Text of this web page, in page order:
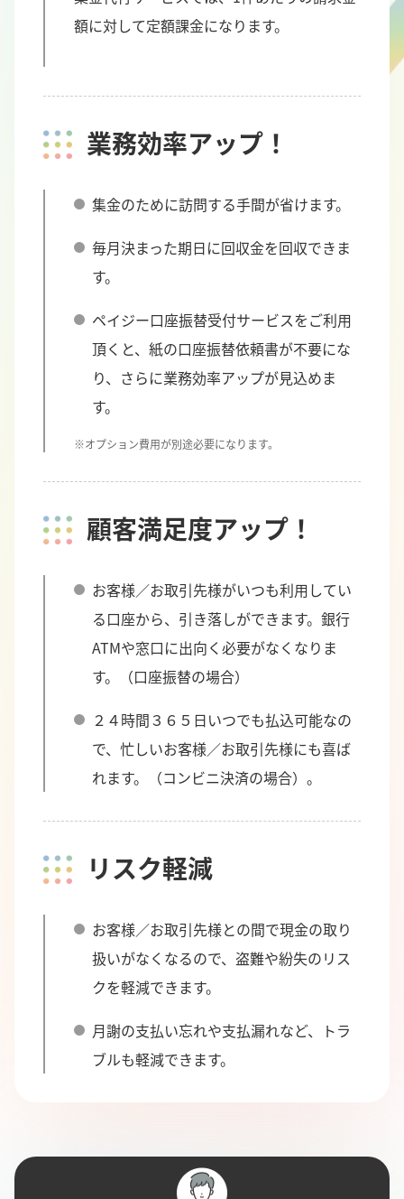
額に対して定額課金になります。
業務効率アップ！
集金のために訪問する手間が省けます。
毎月決まった期日に回収金を回収できま
す。
ペイジー口座振替受付サービスをご利用
頂くと、紙の口座振替依頼書が不要にな
り、さらに業務効率アップが見込めま
す。
※オプション費用が別途必要になります。
顧客満足度アップ！
お客様／お取引先様がいつも利用してい
る口座から、引き落しができます。銀行
ATMや窓口に出向く必要がなくなりま
す。（口座振替の場合）
２４時間３６５日いつでも払込可能なの
で、忙しいお客様／お取引先様にも喜ば
れます。（コンビニ決済の場合）。
リスク軽減
お客様／お取引先様との間で現金の取り
扱いがなくなるので、盗難や紛失のリス
クを軽減できます。
月謝の支払い忘れや支払漏れなど、トラ
ブルも軽減できます。